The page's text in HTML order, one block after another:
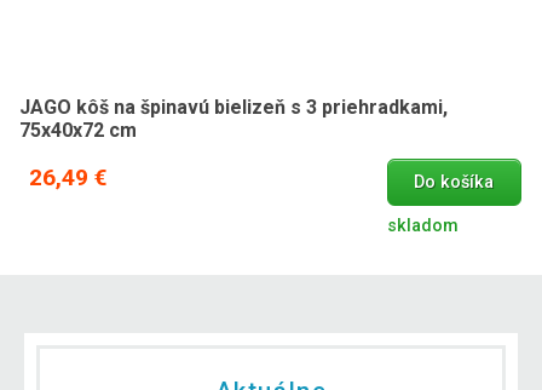
JAGO kôš na špinavú bielizeň s 3 priehradkami,
75x40x72 cm
26,49 € Do košíka
skladom